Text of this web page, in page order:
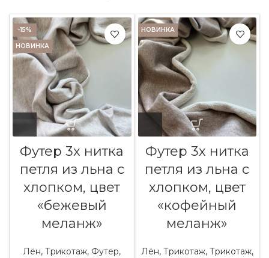
-15%
НОВИНКА
Футер 3х нитка
петля из льна с
хлопком, цвет
«бежевый
меланж»
Лён,Трикотаж, Футер,
НОВИНКА
Футер 3х нитка
петля из льна с
хлопком, цвет
«кофейный
меланж»
Лён, Трикотаж, Трикотаж,